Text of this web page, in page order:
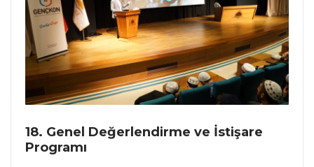
18. Genel Değerlendirme ve İstişare
Programı